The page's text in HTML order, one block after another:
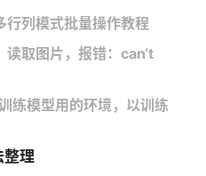
列模式批量操作教程
取图片，报错：can‘t
练模型用的环境，以训练
理